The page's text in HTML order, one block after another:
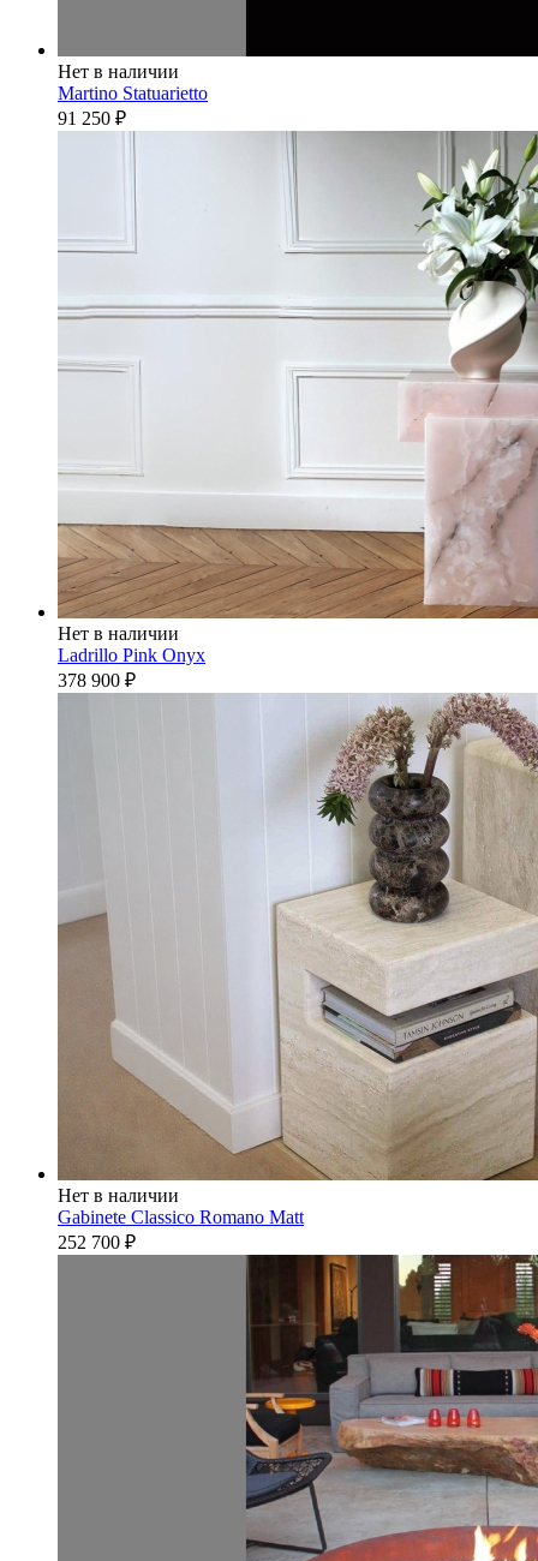
Нет в наличии
Martino Statuarietto
91 250 ₽
Нет в наличии
Ladrillo Pink Onyx
378 900 ₽
Нет в наличии
Gabinete Classico Romano Matt
252 700 ₽